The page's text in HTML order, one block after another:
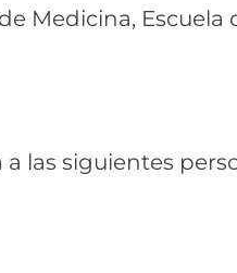
Medicina, Escuela
las siguientes